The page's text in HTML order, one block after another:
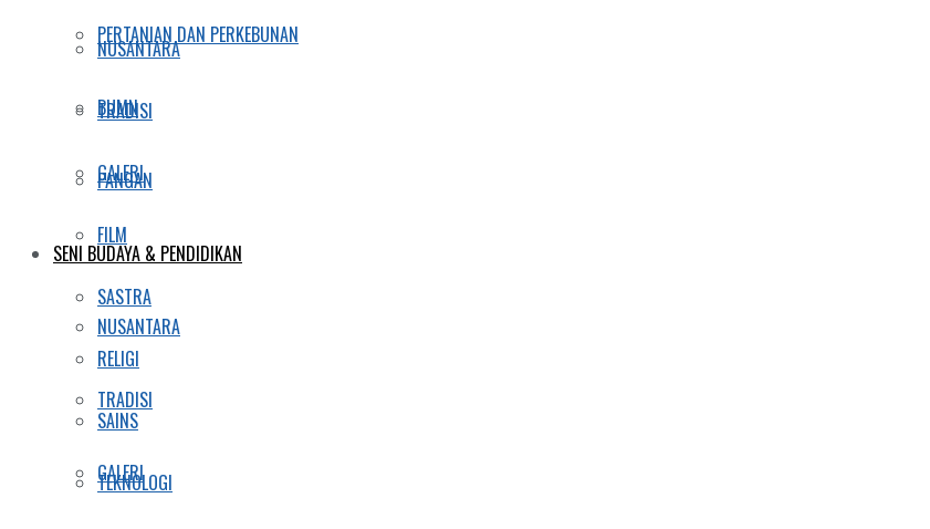
NUSANTARA
TRADISI
GALERI
FILM
SASTRA
RELIGI
SAINS
TEKNOLOGI
PERTANIAN DAN PERKEBUNAN
BUMN
PANGAN
SENI BUDAYA & PENDIDIKAN
NUSANTARA
TRADISI
GALERI